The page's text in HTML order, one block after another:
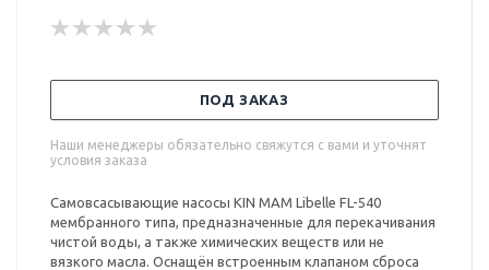
ПОД ЗАКАЗ
Наши менеджеры обязательно свяжутся с вами и уточнят
условия заказа
Самовсасывающие насосы KIN MAM Libelle FL-540
мембранного типа, предназначенные для перекачивания
чистой воды, а также химических веществ или не
вязкого масла. Оснащён встроенным клапаном сброса